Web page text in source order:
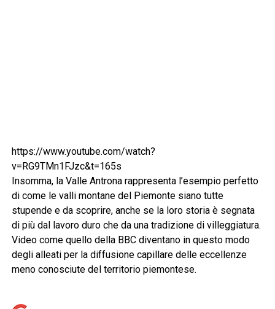
https://www.youtube.com/watch?
v=RG9TMn1FJzc&t=165s
Insomma, la Valle Antrona rappresenta l’esempio perfetto
di come le valli montane del Piemonte siano tutte
stupende e da scoprire, anche se la loro storia è segnata
di più dal lavoro duro che da una tradizione di villeggiatura.
Video come quello della BBC diventano in questo modo
degli alleati per la diffusione capillare delle eccellenze
meno conosciute del territorio piemontese.